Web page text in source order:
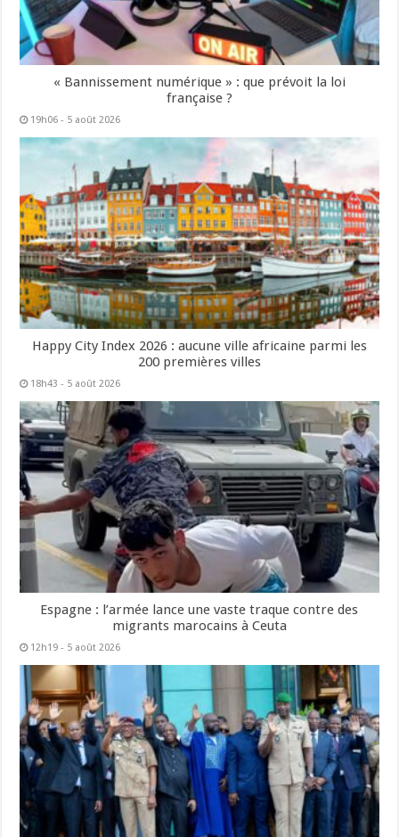
« Bannissement numérique » : que prévoit la loi
française ?
19h06 - 5 août 2026
Happy City Index 2026 : aucune ville africaine parmi les
200 premières villes
18h43 - 5 août 2026
Espagne : l’armée lance une vaste traque contre des
migrants marocains à Ceuta
12h19 - 5 août 2026